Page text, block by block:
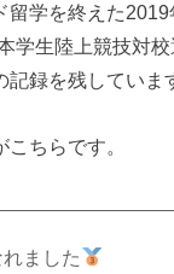
留学を終えた
学生陸上競技対
録を残していま
ちらです。
ました